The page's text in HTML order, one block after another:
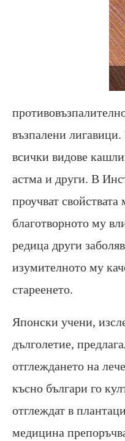
възпалени
всички видове
астма и други. В
проучват свойствата
благотворното му
редица други
изумителното му
стареенето.
Японски учени,
дълголетие,
отглеждането на
късно българи го
отглеждат в
медицина